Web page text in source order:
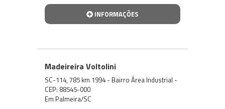
INFORMAÇÕES
Madeireira Voltolini
SC-114, 785 km 1994 - Bairro Área Industrial -
CEP: 88545-000
Em Palmeira/SC